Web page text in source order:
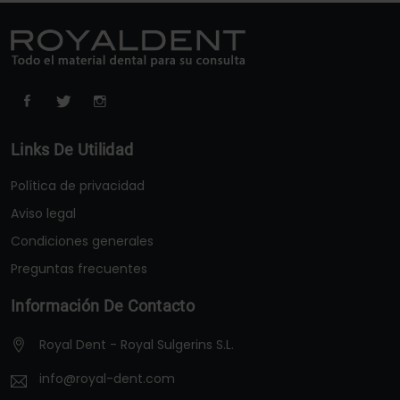
Links De Utilidad
Política de privacidad
Aviso legal
Condiciones generales
Preguntas frecuentes
Información De Contacto
Royal Dent - Royal Sulgerins S.L.
info@royal-dent.com